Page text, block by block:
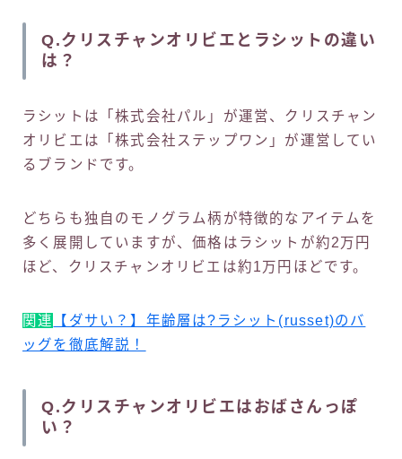
Q.クリスチャンオリビエとラシットの違い
は？
ラシットは「株式会社パル」が運営、クリスチャン
オリビエは「株式会社ステップワン」が運営してい
るブランドです。
どちらも独自のモノグラム柄が特徴的なアイテムを
多く展開していますが、価格はラシットが約2万円
ほど、クリスチャンオリビエは約1万円ほどです。
関連
【ダサい？】年齢層は?ラシット(russet)のバ
ッグを徹底解説！
Q.クリスチャンオリビエはおばさんっぽ
い？